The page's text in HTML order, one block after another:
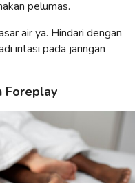
pelumas.
air ya. Hindari dengan
iritasi pada jaringan
Foreplay